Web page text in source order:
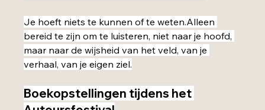
Je hoeft niets te kunnen of te weten.Alleen
bereid te zijn om te luisteren, niet naar je hoofd,
maar naar de wijsheid van het veld, van je
verhaal, van je eigen ziel.
Boekopstellingen tijdens het